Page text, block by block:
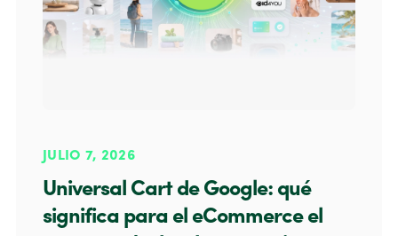
JULIO 7, 2026
Universal Cart de Google: qué
significa para el eCommerce el